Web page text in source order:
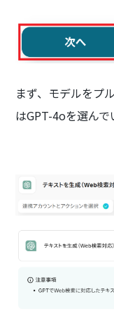
まず、モデルをプ
はGPT-4oを選んで